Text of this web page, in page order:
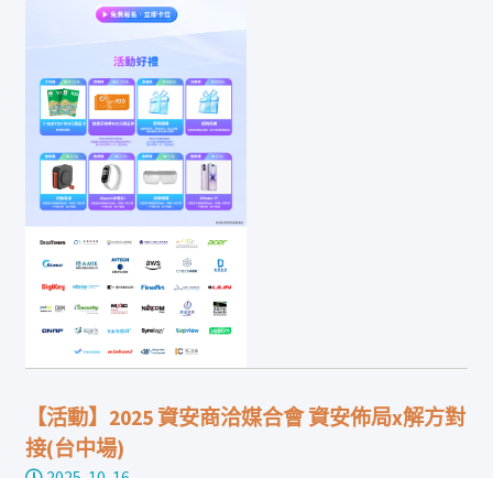
【活動】2025 資安商洽媒合會 資安佈局x解方對
接(台中場)